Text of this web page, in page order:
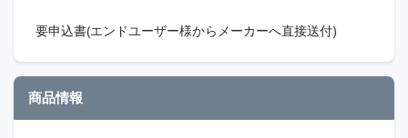
要申込書(エンドユーザー様からメーカーへ直接送付)
商品情報